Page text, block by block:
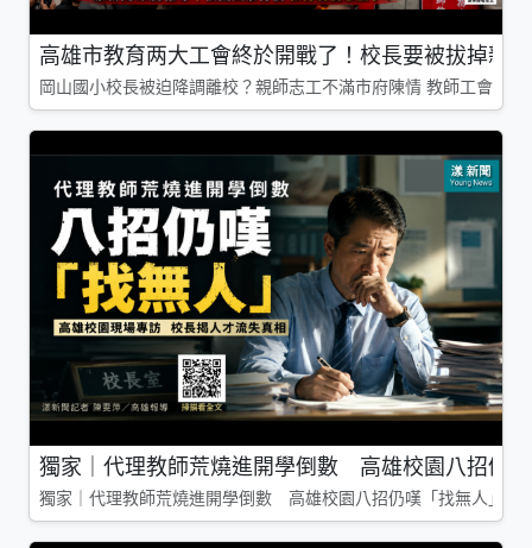
高雄市教育两大工會終於開戰了！校長要被拔掉親
岡山國小校長被迫降調離校？親師志工不滿市府陳情 教師工會槓
獨家｜代理教師荒燒進開學倒數 高雄校園八招仍
獨家｜代理教師荒燒進開學倒數 高雄校園八招仍嘆「找無人」